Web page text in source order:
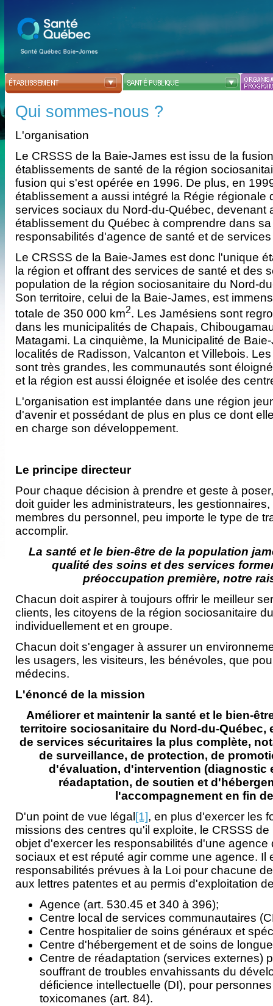
Qui sommes-nous ?
L'organisation
Le CRSSS de la Baie-James est issu de la
établissements de santé de la région
fusion qui s'est opérée en 1996. De plus, en
établissement a aussi intégré la Régie régionale
services sociaux du Nord-du-Québec, devenant
établissement du Québec à comprendre dans
responsabilités d'agence de santé et de
Le CRSSS de la Baie-James est donc l'unique
la région et offrant des services de santé et des
population de la région sociosanitaire du
Son territoire, celui de la Baie-James, est
totale de 350 000 km2. Les Jamésiens sont
dans les municipalités de Chapais,
Matagami. La cinquième, la Municipalité de
localités de Radisson, Valcanton et Villebois.
sont très grandes, les communautés sont
et la région est aussi éloignée et isolée des
L'organisation est implantée dans une région
d'avenir et possédant de plus en plus ce dont
en charge son développement.
Le principe directeur
Pour chaque décision à prendre et geste à
doit guider les administrateurs, les
membres du personnel, peu importe le type de
accomplir.
La santé etle bien-être de la population
qualité des soins et des services
préoccupation première, notre
Chacun doit aspirer à toujours offrir le meilleur
clients, les citoyens de la région sociosanitaire
individuellement et en groupe.
Chacun doit s'engager à assurer un
les usagers, les visiteurs, les bénévoles, que
médecins.
L'énoncé de la mission
Améliorer et maintenir la santé et le bien-
territoire sociosanitaire du Nord-du-Québec,
de services sécuritaires la plus complète,
de surveillance, de protection, de
d'évaluation, d'intervention (diagnostic
réadaptation, de soutien et
l'accompagnement en fin
D'un point de vue légal [1], en plus d'exercer les
missions des centres qu'il exploite, le CRSSS
objet d'exercer les responsabilités d'une agence
sociaux et est réputé agir comme une agence. Il
responsabilités prévues à la Loi pour chacune
aux lettres patentes et au permis d'exploitation
Agence (art. 530.45 et 340 à 396);
Centre local de services communautaires
Centre hospitalier de soins généraux et
Centre d'hébergement et de soins de
Centre de réadaptation (services externes)
souffrant de troubles envahissants du
déficience intellectuelle (DI), pour
toxicomanes (art. 84).